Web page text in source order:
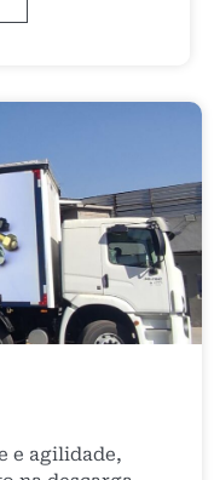
e agilidade,